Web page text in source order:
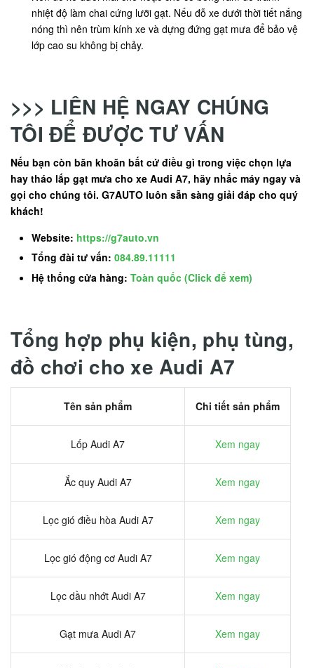
nhiệt độ làm chai cứng lưỡi gạt. Nếu đỗ xe dưới thời tiết nắng
nóng thì nên trùm kính xe và dựng đứng gạt mưa để bảo vệ
lớp cao su không bị chảy.
>>> LIÊN HỆ NGAY CHÚNG
TÔI ĐỂ ĐƯỢC TƯ VẤN
Nếu bạn còn băn khoăn bất cứ điều gì trong việc chọn lựa
hay tháo lắp gạt mưa cho xe Audi A7, hãy nhấc máy ngay và
gọi cho chúng tôi. G7AUTO luôn sẵn sàng giải đáp cho quý
khách!
Website: https://g7auto.vn
Tổng đài tư vấn: 084.89.11111
Hệ thống cửa hàng: Toàn quốc (Click để xem)
Tổng hợp phụ kiện, phụ tùng,
đồ chơi cho xe Audi A7
Tên sản phẩm Chi tiết sản phẩm
Lốp Audi A7 Xem ngay
Ắc quy Audi A7 Xem ngay
Lọc gió điều hòa Audi A7 Xem ngay
Lọc gió động cơ Audi A7 Xem ngay
Lọc dầu nhớt Audi A7 Xem ngay
Gạt mưa Audi A7 Xem ngay